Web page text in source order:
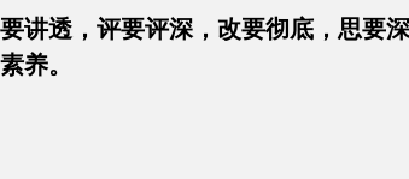
讲透，评要评深，改要彻底，思要
素养。